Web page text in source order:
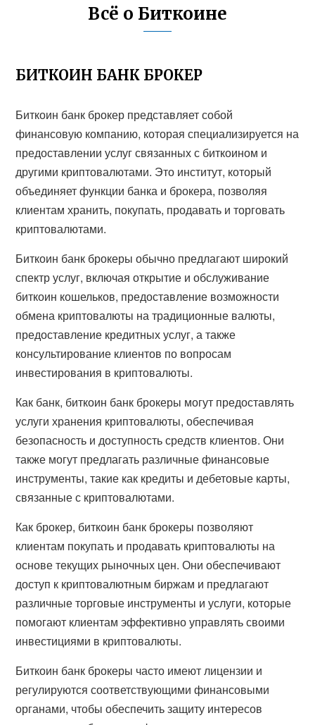
Всё о Биткоине
БИТКОИН БАНК БРОКЕР
Биткоин банк брокер представляет собой
финансовую компанию, которая специализируется на
предоставлении услуг связанных с биткоином и
другими криптовалютами. Это институт, который
объединяет функции банка и брокера, позволяя
клиентам хранить, покупать, продавать и торговать
криптовалютами.
Биткоин банк брокеры обычно предлагают широкий
спектр услуг, включая открытие и обслуживание
биткоин кошельков, предоставление возможности
обмена криптовалюты на традиционные валюты,
предоставление кредитных услуг, а также
консультирование клиентов по вопросам
инвестирования в криптовалюты.
Как банк, биткоин банк брокеры могут предоставлять
услуги хранения криптовалюты, обеспечивая
безопасность и доступность средств клиентов. Они
также могут предлагать различные финансовые
инструменты, такие как кредиты и дебетовые карты,
связанные с криптовалютами.
Как брокер, биткоин банк брокеры позволяют
клиентам покупать и продавать криптовалюты на
основе текущих рыночных цен. Они обеспечивают
доступ к криптовалютным биржам и предлагают
различные торговые инструменты и услуги, которые
помогают клиентам эффективно управлять своими
инвестициями в криптовалюты.
Биткоин банк брокеры часто имеют лицензии и
регулируются соответствующими финансовыми
органами, чтобы обеспечить защиту интересов